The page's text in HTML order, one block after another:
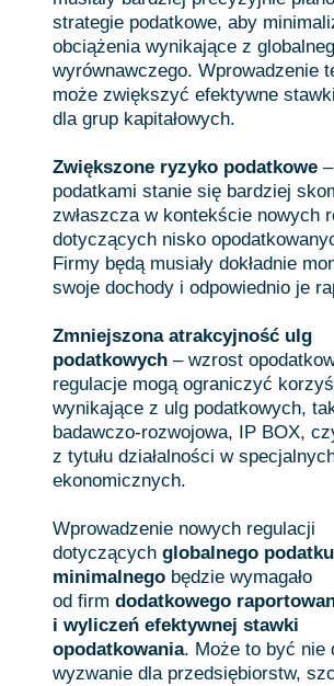
strategie podatkowe, aby
obciążenia wynikające z
wyrównawczego. Wprowadzenie
może zwiększyć efektywne
dla grup kapitałowych.
Zwiększone ryzyko podatkowe
podatkami stanie się bardziej
zwłaszcza w kontekście nowych
dotyczących nisko
Firmy będą musiały dokładnie
swoje dochody i odpowiednio je
Zmniejszona atrakcyjność ulg
podatkowych – wzrost
regulacje mogą ograniczyć
wynikające z ulg podatkowych,
badawczo-rozwojowa, IP BOX,
z tytułu działalności w
ekonomicznych.
Wprowadzenie nowych regulacji
dotyczących globalnego podatku
minimalnego będzie wymagało
od firm dodatkowego
i wyliczeń efektywnej stawki
opodatkowania. Może to być nie
wyzwanie dla przedsiębiorstw,